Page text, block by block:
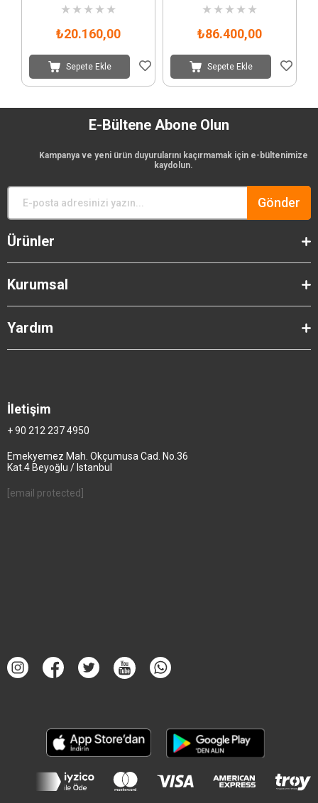
★ ★ ★ ★ ★
₺20.160,00
Sepete Ekle
★ ★ ★ ★ ★
₺86.400,00
Sepete Ekle
E-Bültene Abone Olun
Kampanya ve yeni ürün duyurularını kaçırmamak için e-bültenimize
kaydolun.
Gönder
Ürünler
Kurumsal
Yardım
İletişim
+ 90 212 237 4950
Emekyemez Mah. Okçumusa Cad. No.36
Kat.4 Beyoğlu / Istanbul
[email protected]